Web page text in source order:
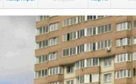
стройки